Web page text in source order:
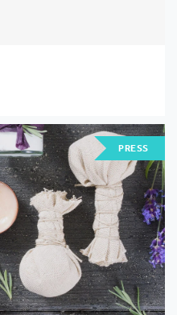
PRESS